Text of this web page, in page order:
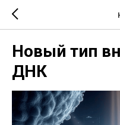
Новый тип
ДНК